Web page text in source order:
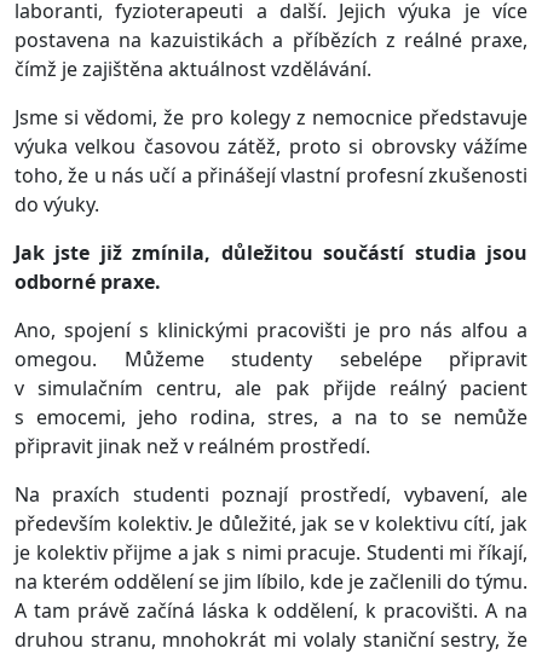
laboranti, fyzioterapeuti a další. Jejich výuka je více
postavena na kazuistikách a příbězích z reálné praxe,
čímž je zajištěna aktuálnost vzdělávání.
Jsme si vědomi, že pro kolegy z nemocnice představuje
výuka velkou časovou zátěž, proto si obrovsky vážíme
toho, že u nás učí a přinášejí vlastní profesní zkušenosti
do výuky.
Jak jste již zmínila, důležitou součástí studia jsou
odborné praxe.
Ano, spojení s klinickými pracovišti je pro nás alfou a
omegou. Můžeme studenty sebelépe připravit
v simulačním centru, ale pak přijde reálný pacient
s emocemi, jeho rodina, stres, a na to se nemůže
připravit jinak než v reálném prostředí.
Na praxích studenti poznají prostředí, vybavení, ale
především kolektiv. Je důležité, jak se v kolektivu cítí, jak
je kolektiv přijme a jak s nimi pracuje. Studenti mi říkají,
na kterém oddělení se jim líbilo, kde je začlenili do týmu.
A tam právě začíná láska k oddělení, k pracovišti. A na
druhou stranu, mnohokrát mi volaly staniční sestry, že